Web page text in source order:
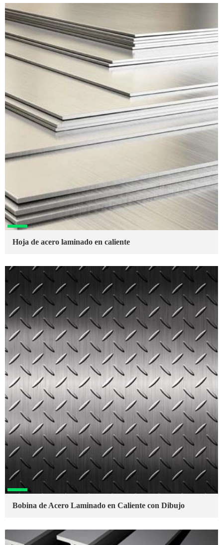
Hoja de acero laminado en caliente
Bobina de Acero Laminado en Caliente con Dibujo